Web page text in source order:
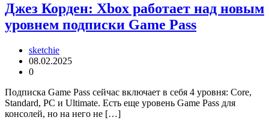
Джез Корден: Xbox работает над новым
уровнем подписки Game Pass
sketchie
08.02.2025
0
Подписка Game Pass сейчас включает в себя 4 уровня: Core,
Standard, PC и Ultimate. Есть еще уровень Game Pass для
консолей, но на него не […]